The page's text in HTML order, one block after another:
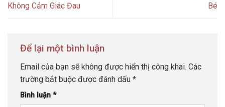
Không Cảm Giác Đau
Bé
Để lại một bình luận
Email của bạn sẽ không được hiển thị công khai. Các
trường bắt buộc được đánh dấu *
Bình luận *